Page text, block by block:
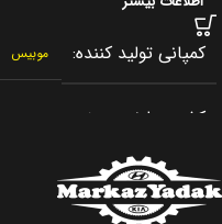
کمپانی تولید کننده موبیس
کشور سازنده کره جنوبی
اصالت کالا اصلی